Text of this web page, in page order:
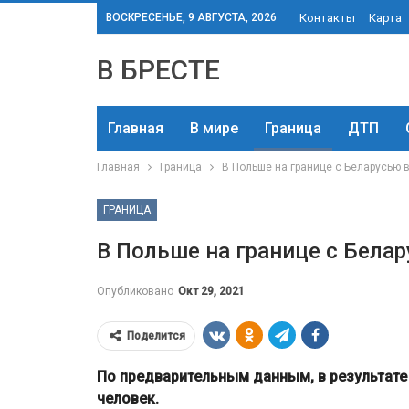
ВОСКРЕСЕНЬЕ, 9 АВГУСТА, 2026 Контакты Карта
В БРЕСТЕ
Главная В мире Граница ДТП
Главная Граница В Польше на границе с Беларусью
ГРАНИЦА
В Польше на границе с
Опубликовано Окт 29, 2021
Поделится
По предварительным данным, в
человек.